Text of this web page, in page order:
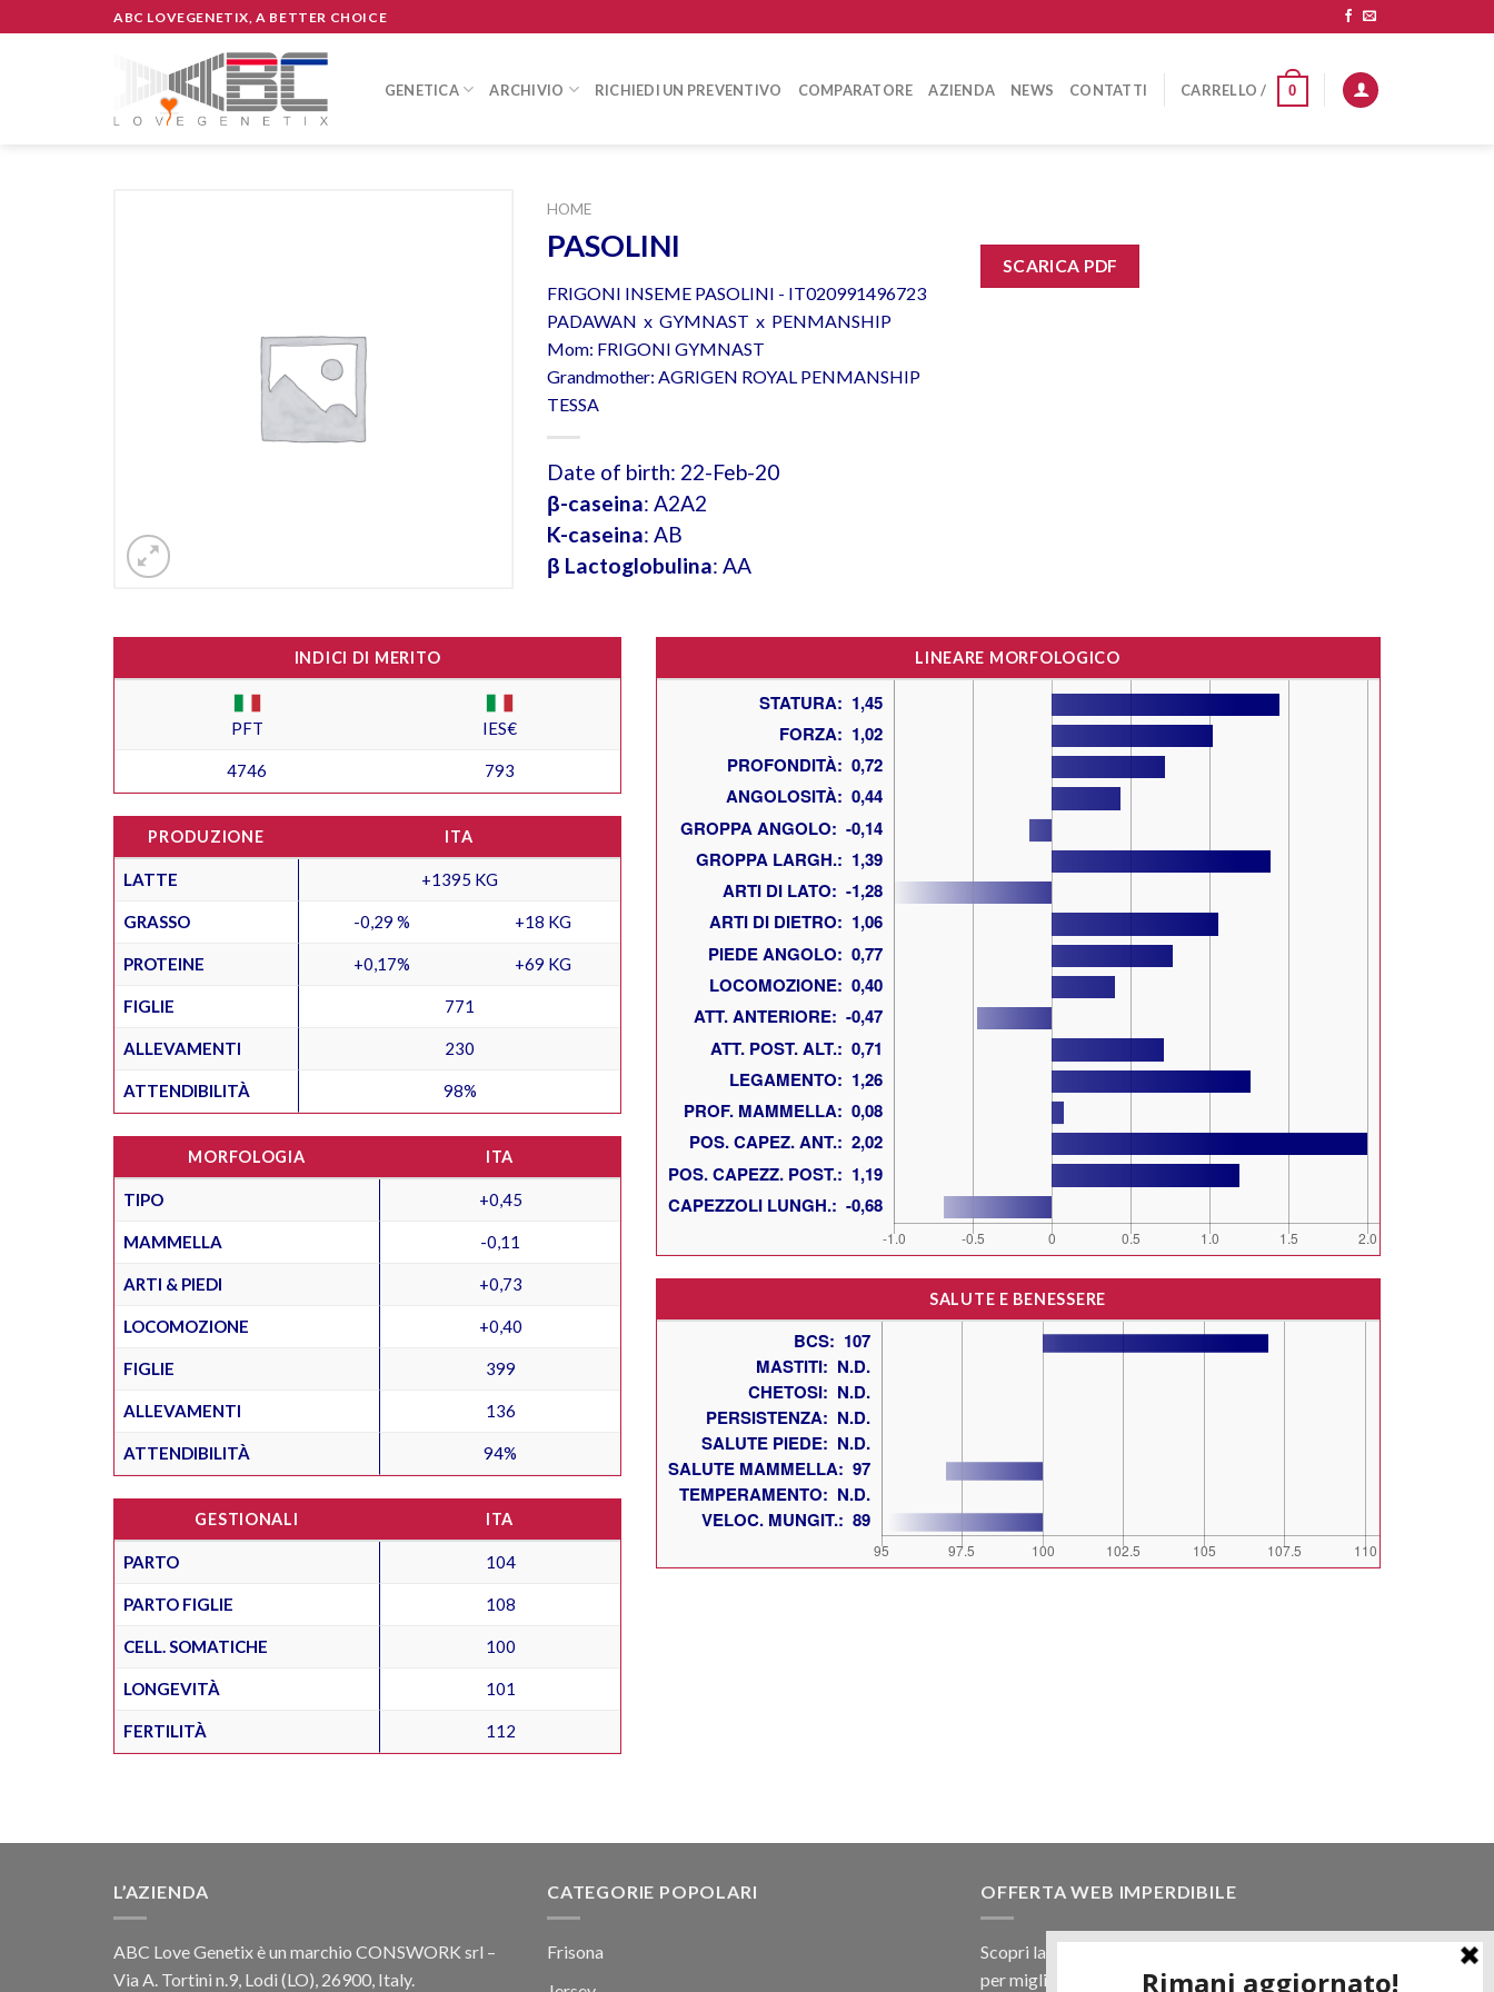
to
ABC LOVEGENETIX, A BETTER CHOICE
GENETICA ARCHIVIO RICHIEDI UN PREVENTIVO COMPARATORE AZIENDA NEWS CONTATTI CARRELLO / 0
HOME
PASOLINI
FRIGONI INSEME PASOLINI - IT020991496723
PADAWAN x GYMNAST x PENMANSHIP
Mom: FRIGONI GYMNAST
Grandmother: AGRIGEN ROYAL PENMANSHIP
TESSA
Date of birth: 22-Feb-20
β-caseina: A2A2
K-caseina: AB
β Lactoglobulina: AA
SCARICA PDF
INDICI DI MERITO
PFT IES€
4746 793
PRODUZIONE ITA
LATTE +1395 KG
GRASSO -0,29 % +18 KG
PROTEINE +0,17% +69 KG
FIGLIE 771
ALLEVAMENTI 230
ATTENDIBILITÀ 98%
MORFOLOGIA ITA
TIPO +0,45
MAMMELLA -0,11
ARTI & PIEDI +0,73
LOCOMOZIONE +0,40
FIGLIE 399
ALLEVAMENTI 136
ATTENDIBILITÀ 94%
GESTIONALI ITA
PARTO 104
PARTO FIGLIE 108
CELL. SOMATICHE 100
LONGEVITÀ 101
FERTILITÀ 112
LINEARE MORFOLOGICO
SALUTE E BENESSERE
L’AZIENDA
ABC Love Genetix è un marchio CONSWORK srl –
Via A. Tortini n.9, Lodi (LO), 26900, Italy.
CATEGORIE POPOLARI
Frisona
OFFERTA WEB IMPERDIBILE
Scopri la nostra offerta web! Un prezzo mai visto,
per migliaia di prodotti.